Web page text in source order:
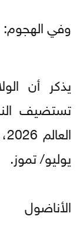
وفي
يذكر أن
تستضيف
يوليو/ تموز.
الأناضول